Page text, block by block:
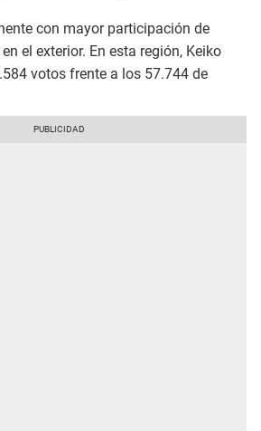
con mayor participación de
el exterior. En esta región, Keiko
votos frente a los 57.744 de